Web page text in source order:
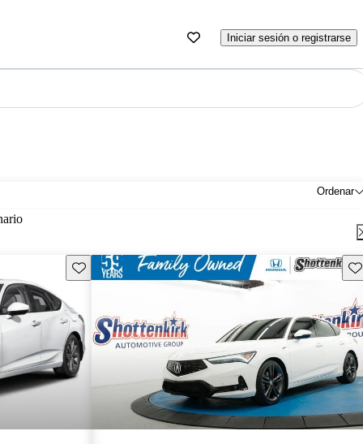
Iniciar sesión o registrarse
Ordenar
Guarda este Aviso